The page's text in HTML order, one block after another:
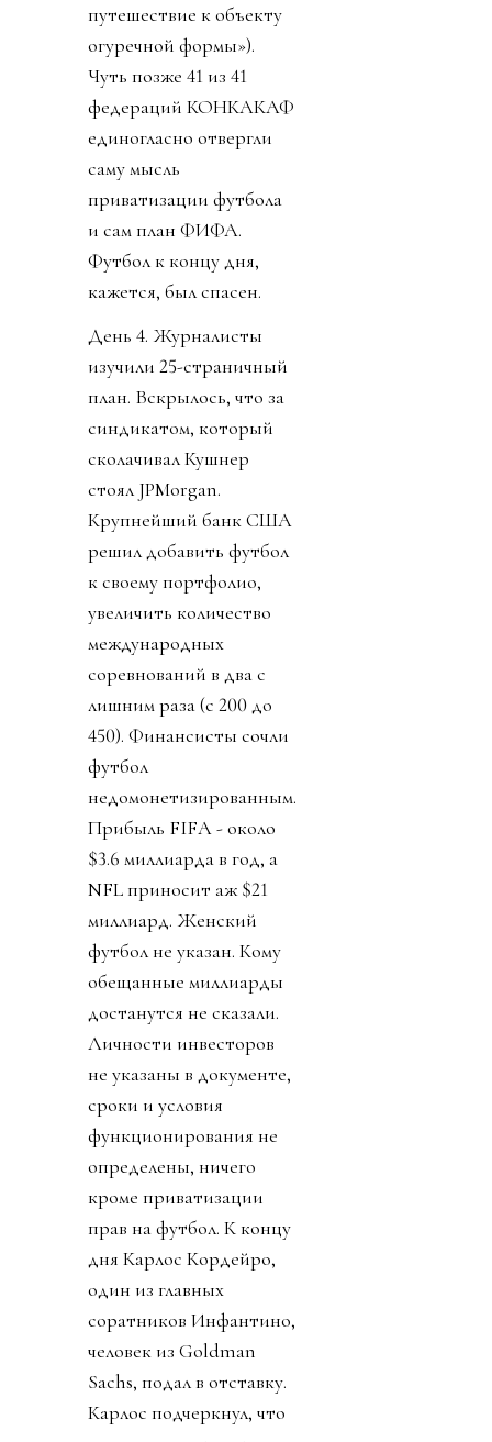
путешествие к объекту
огуречной формы»).
Чуть позже 41 из 41
федераций КОНКАКАФ
единогласно отвергли
саму мысль
приватизации футбола
и сам план ФИФА.
Футбол к концу дня,
кажется, был спасен.
День 4. Журналисты
изучили 25-страничный
план. Вскрылось, что за
синдикатом, который
сколачивал Кушнер
стоял JPMorgan.
Крупнейший банк США
решил добавить футбол
к своему портфолио,
увеличить количество
международных
соревнований в два с
лишним раза (с 200 до
450). Финансисты сочли
футбол
недомонетизированным.
Прибыль FIFA - около
$3.6 миллиарда в год, а
NFL приносит аж $21
миллиард. Женский
футбол не указан. Кому
обещанные миллиарды
достанутся не сказали.
Личности инвесторов
не указаны в документе,
сроки и условия
функционирования не
определены, ничего
кроме приватизации
прав на футбол. К концу
дня Карлос Кордейро,
один из главных
соратников Инфантино,
человек из Goldman
Sachs, подал в отставку.
Карлос подчеркнул, что